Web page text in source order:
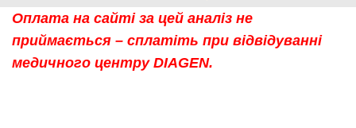
Оплата на сайті за цей аналіз не
приймається – сплатіть при відвідуванні
медичного центру DIAGEN.